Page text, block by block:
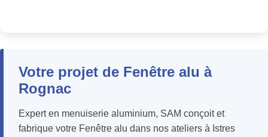
Votre projet de Fenêtre alu à
Rognac
Expert en menuiserie aluminium, SAM conçoit et
fabrique votre Fenêtre alu dans nos ateliers à Istres